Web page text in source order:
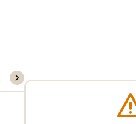
Skipass/Kurse/Material